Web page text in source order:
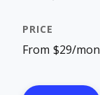
From $29/